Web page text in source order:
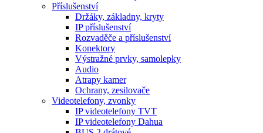
Příslušenství
Držáky, základny, kryty
IP příslušenství
Rozvaděče a příslušenství
Konektory
Výstražné prvky, samolepky
Audio
Atrapy kamer
Ochrany, zesilovače
Videotelefony, zvonky
IP videotelefony TVT
IP videotelefony Dahua